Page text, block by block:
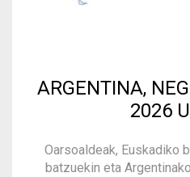
ARGENTINA,
2026
Oarsoaldeak, Euskadiko
batzuekin eta